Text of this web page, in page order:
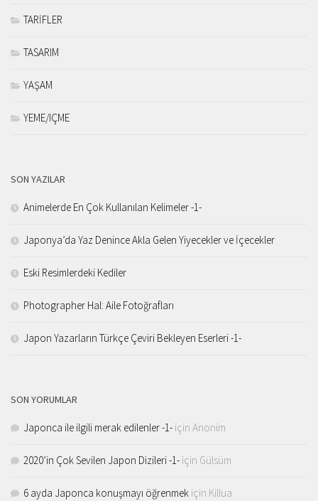
TARİFLER
TASARIM
YAŞAM
YEME/IÇME
SON YAZILAR
Animelerde En Çok Kullanılan Kelimeler -1-
Japonya’da Yaz Denince Akla Gelen Yiyecekler ve İçecekler
Eski Resimlerdeki Kediler
Photographer Hal: Aile Fotoğrafları
Japon Yazarların Türkçe Çeviri Bekleyen Eserleri -1-
SON YORUMLAR
Japonca ile ilgili merak edilenler -1- için Anonim
2020’in Çok Sevilen Japon Dizileri -1- için Gülsüm
6 ayda Japonca konuşmayı öğrenmek için Killua